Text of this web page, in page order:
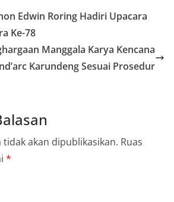
Edwin Roring Hadiri Upacara
Ke-78
Manggala Karya Kencana
Karundeng Sesuai Prosedur
akan dipublikasikan. Ruas
*